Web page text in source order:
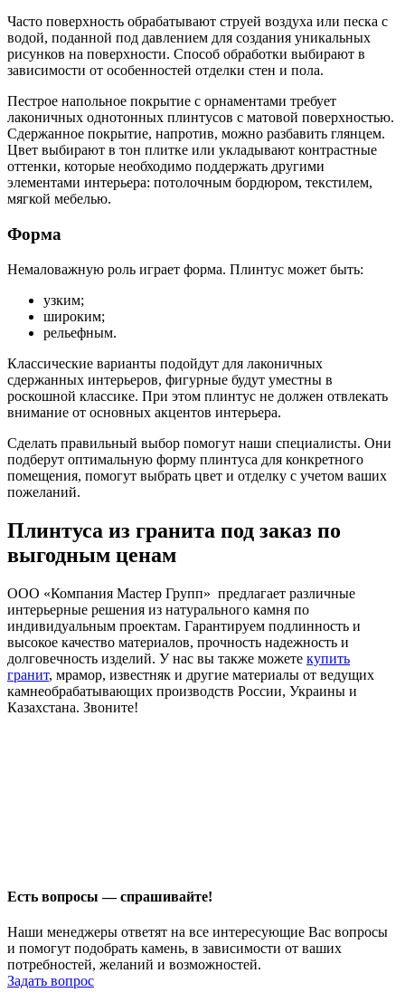
Часто поверхность обрабатывают струей воздуха или песка с
водой, поданной под давлением для создания уникальных
рисунков на поверхности. Способ обработки выбирают в
зависимости от особенностей отделки стен и пола.
Пестрое напольное покрытие с орнаментами требует
лаконичных однотонных плинтусов с матовой поверхностью.
Сдержанное покрытие, напротив, можно разбавить глянцем.
Цвет выбирают в тон плитке или укладывают контрастные
оттенки, которые необходимо поддержать другими
элементами интерьера: потолочным бордюром, текстилем,
мягкой мебелью.
Форма
Немаловажную роль играет форма. Плинтус может быть:
узким;
широким;
рельефным.
Классические варианты подойдут для лаконичных
сдержанных интерьеров, фигурные будут уместны в
роскошной классике. При этом плинтус не должен отвлекать
внимание от основных акцентов интерьера.
Сделать правильный выбор помогут наши специалисты. Они
подберут оптимальную форму плинтуса для конкретного
помещения, помогут выбрать цвет и отделку с учетом ваших
пожеланий.
Плинтуса из гранита под заказ по
выгодным ценам
ООО «Компания Мастер Групп» предлагает различные
интерьерные решения из натурального камня по
индивидуальным проектам. Гарантируем подлинность и
высокое качество материалов, прочность надежность и
долговечность изделий. У нас вы также можете купить
гранит, мрамор, известняк и другие материалы от ведущих
камнеобрабатывающих производств России, Украины и
Казахстана. Звоните!
Есть вопросы — спрашивайте!
Наши менеджеры ответят на все интересующие Вас вопросы
и помогут подобрать камень, в зависимости от ваших
потребностей, желаний и возможностей.
Задать вопрос